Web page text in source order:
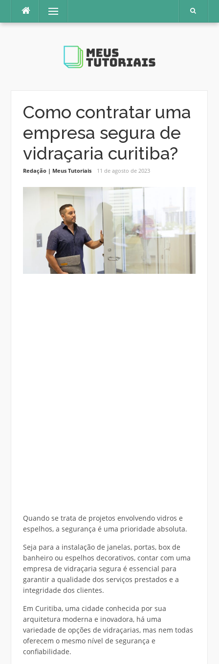
o
Menu
Como contratar uma
empresa segura de
vidraçaria curitiba?
Redação | Meus Tutoriais 11 de agosto de 2023
Quando se trata de projetos envolvendo vidros e
espelhos, a segurança é uma prioridade absoluta.
Seja para a instalação de janelas, portas, box de
banheiro ou espelhos decorativos, contar com uma
empresa de vidraçaria segura é essencial para
garantir a qualidade dos serviços prestados e a
integridade dos clientes.
Em Curitiba, uma cidade conhecida por sua
arquitetura moderna e inovadora, há uma
variedade de opções de vidraçarias, mas nem todas
oferecem o mesmo nível de segurança e
confiabilidade.